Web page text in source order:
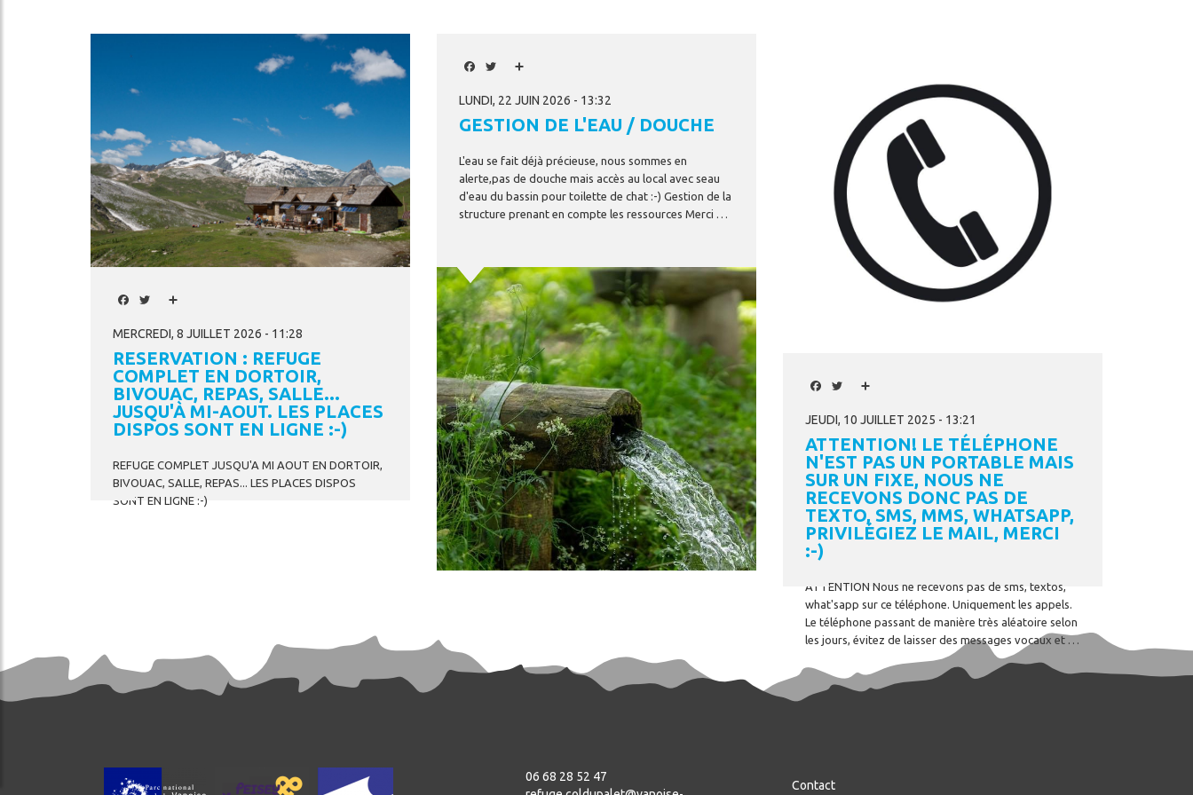
Facebook
Twitter
MERCREDI, 8 JUILLET 2026 - 11:28
RESERVATION : REFUGE
COMPLET EN DORTOIR,
BIVOUAC, REPAS, SALLE...
JUSQU'À MI-AOUT. LES PLACES
DISPOS SONT EN LIGNE :-)
REFUGE COMPLET JUSQU'A MI AOUT EN DORTOIR,
BIVOUAC, SALLE, REPAS... LES PLACES DISPOS
SONT EN LIGNE :-)
Facebook
Twitter
LUNDI, 22 JUIN 2026 - 13:32
GESTION DE L'EAU / DOUCHE
L'eau se fait déjà précieuse, nous sommes en
alerte,pas de douche mais accès au local avec seau
d'eau du bassin pour toilette de chat :-) Gestion de la
structure prenant en compte les ressources Merci de votre compréhension
Image
Facebook
Twitter
JEUDI, 10 JUILLET 2025 - 13:21
ATTENTION! LE TÉLÉPHONE
N'EST PAS UN PORTABLE MAIS
SUR UN FIXE, NOUS NE
RECEVONS DONC PAS DE
TEXTO, SMS, MMS, WHATSAPP,
PRIVILÉGIEZ LE MAIL, MERCI
:-)
ATTENTION Nous ne recevons pas de sms, textos,
what'sapp sur ce téléphone. Uniquement les appels.
Le téléphone passant de manière très aléatoire selon
les jours, évitez de laisser des messages vocaux et privilégiez le mail, c'est ce biais qui nous est le plus accessible :-) Merci de votre compréhension.
06 68 28 52 47
Contact